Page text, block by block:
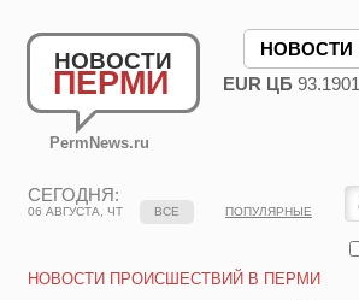
НОВОСТИ
ПЕРМИ
PermNews.ru
НОВОСТИ
EUR ЦБ 93.1901
СЕГОДНЯ:
06 АВГУСТА, ЧТ ВСЕ ПОПУЛЯРНЫЕ
НОВОСТИ ПРОИСШЕСТВИЙ В ПЕРМИ